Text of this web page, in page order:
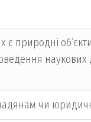
є природні
наукових
чи